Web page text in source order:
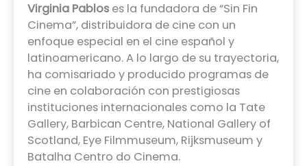
Virginia Pablos es la fundadora de “Sin Fin
Cinema”, distribuidora de cine con un
enfoque especial en el cine español y
latinoamericano. A lo largo de su trayectoria,
ha comisariado y producido programas de
cine en colaboración con prestigiosas
instituciones internacionales como la Tate
Gallery, Barbican Centre, National Gallery of
Scotland, Eye Filmmuseum, Rijksmuseum y
Batalha Centro do Cinema.